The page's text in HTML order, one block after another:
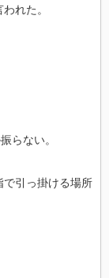
れた。
らない。
で引っ掛ける場所